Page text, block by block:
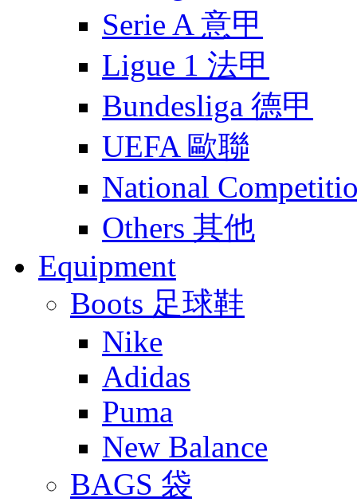
Serie A 意甲
Ligue 1 法甲
Bundesliga 德甲
UEFA 歐聯
National
Others 其他
Equipment
Boots 足球鞋
Nike
Adidas
Puma
New Balance
BAGS 袋